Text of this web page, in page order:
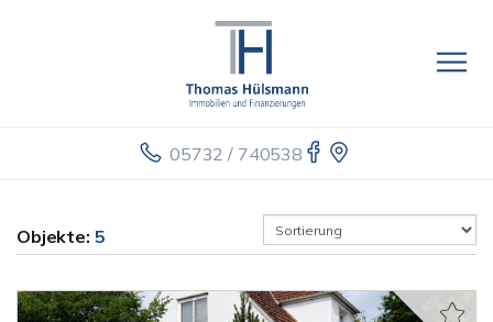
05732 / 740538
Objekte: 5